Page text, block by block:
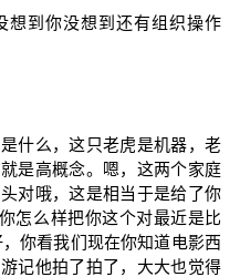
想到你没想到还有组织操作
什么，这只老虎是机器，老
是高概念。嗯，这两个家庭
对哦，这是相当于是给了你
怎么样把你这个对最近是比
你看我们现在你知道电影西
记他拍了拍了，大大也觉得